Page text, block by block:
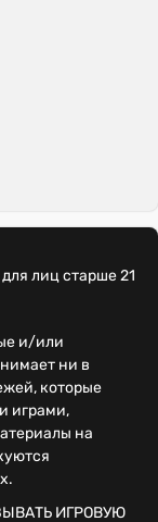
лиц старше 21
и/или
ни в
которые
играми,
на
ИГРОВУЮ